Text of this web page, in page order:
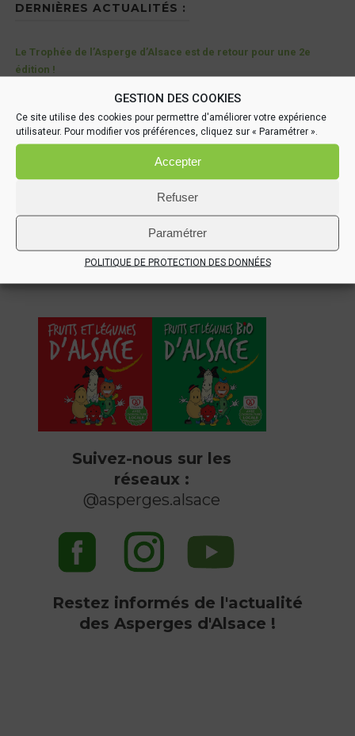
GESTION DES COOKIES
Ce site utilise des cookies pour permettre d'améliorer votre expérience
utilisateur. Pour modifier vos préférences, cliquez sur « Paramétrer ».
Accepter
Refuser
Paramétrer
POLITIQUE DE PROTECTION DES DONNÉES
DERNIÈRES ACTUALITÉS :
Le Trophée de l’Asperge d’Alsace est de retour pour une 2e
édition !
Comment conserver les asperges d’Alsace et les
savourer toute l’année ?
À retrouver cette saison : l’Asperge d’Alsace
rayonne sur tout le territoire
Suivez-nous sur les
réseaux :
@asperges.alsace
Restez informés de l'actualité
des Asperges d'Alsace !